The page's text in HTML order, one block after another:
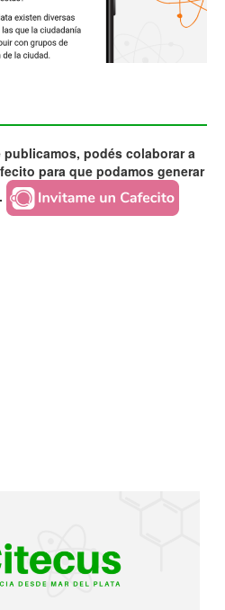
podés colaborar a
para que podamos generar